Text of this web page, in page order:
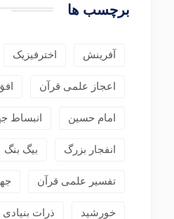
برچسب ها
آفرینش اخترفیزیک
اعجاز علمی قرآن
امام حسین انبساط
انفجار بزرگ بیگ بنگ
تفسیر علمی قرآن
خورشید ذرات بنیادی